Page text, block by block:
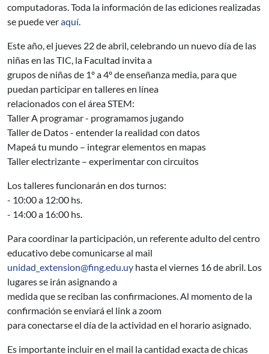
computadoras. Toda la información de las ediciones realizadas
se puede veraquí.
Este año, el jueves 22 de abril, celebrando un nuevo día de las
niñas en las TIC, la Facultad invita a
grupos de niñas de 1º a 4º de enseñanza media, para que
puedan participar en talleres en línea
relacionados con el área STEM:
Taller A programar - programamos jugando
Taller de Datos - entender la realidad con datos
Mapeá tu mundo – integrar elementos en mapas
Taller electrizante – experimentar con circuitos
Los talleres funcionarán en dos turnos:
- 10:00 a 12:00 hs.
- 14:00 a 16:00 hs.
Para coordinar la participación, un referente adulto del centro
educativo debe comunicarse al mail
unidad_extension@fing.edu.uy hasta el viernes 16 de abril. Los
lugares se irán asignando a
medida que se reciban las confirmaciones. Al momento de la
confirmación se enviará el link a zoom
para conectarse el día de la actividad en el horario asignado.
Es importante incluir en el mail la cantidad exacta de chicas